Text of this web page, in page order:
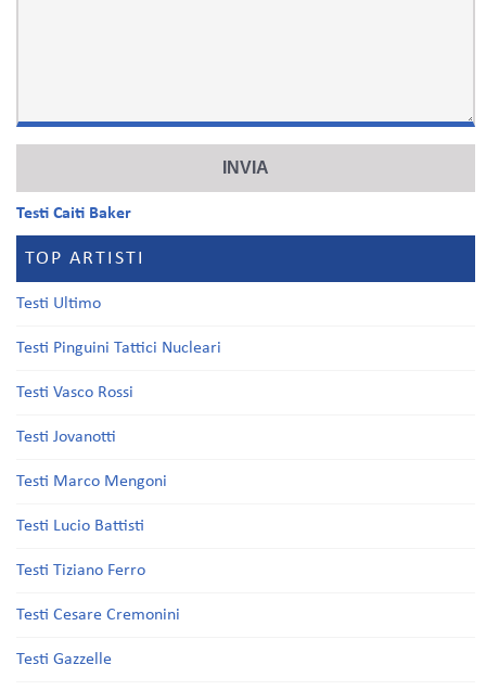
Testi Caiti Baker
TOP ARTISTI
Testi Ultimo
Testi Pinguini Tattici Nucleari
Testi Vasco Rossi
Testi Jovanotti
Testi Marco Mengoni
Testi Lucio Battisti
Testi Tiziano Ferro
Testi Cesare Cremonini
Testi Gazzelle